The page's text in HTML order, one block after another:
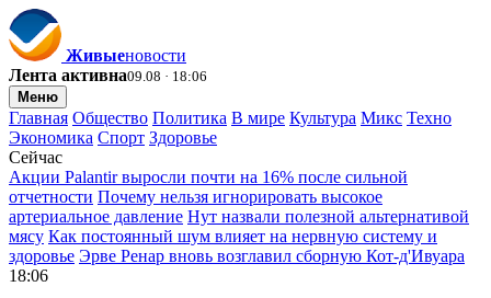
Живыеновости
Лента активна09.08 · 18:06
Меню
Главная Общество Политика В мире Культура Микс Техно
Экономика Спорт Здоровье
Сейчас
Акции Palantir выросли почти на 16% после сильной
отчетности Почему нельзя игнорировать высокое
артериальное давление Нут назвали полезной альтернативой
мясу Как постоянный шум влияет на нервную систему и
здоровье Эрве Ренар вновь возглавил сборную Кот-д'Ивуара
18:06